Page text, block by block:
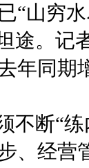
“山穷
途。记
年同期
不断“
、经营